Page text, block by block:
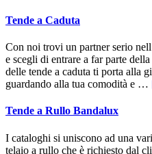
una
Tende a Caduta
Con noi trovi un partner serio
e scegli di entrare a far parte
delle tende a caduta ti porta alla
guardando alla tua comodità e …
Tende a Rullo Bandalux
I cataloghi si uniscono ad una
telaio a rullo che è richiesto dal